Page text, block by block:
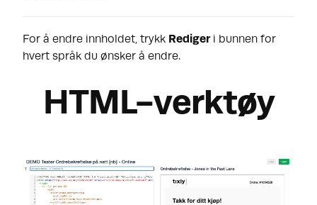
For å endre innholdet, trykk Redigeri bunnen for
hvert språk du ønsker å endre.
HTML-verktøy